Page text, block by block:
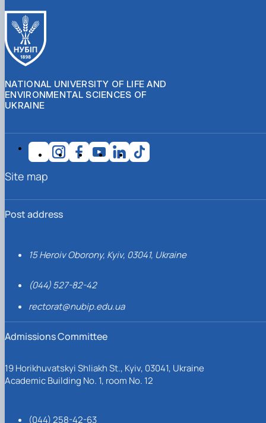
NATIONAL UNIVERSITY OF LIFE AND
ENVIRONMENTAL SCIENCES OF
UKRAINE
Post address
15 Heroiv Oborony, Kyiv, 03041, Ukraine
(044) 527-82-42
rectorat@nubip.edu.ua
Admissions Committee
19 Horikhuvatskyi Shliakh St., Kyiv, 03041, Ukraine
Academic Building No. 1, room No. 12
(044) 258-42-63
Site map